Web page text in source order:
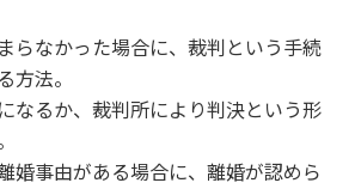
らなかった場合に、裁判という手続
方法。
なるか、裁判所により判決という形
婚事由がある場合に、離婚が認めら